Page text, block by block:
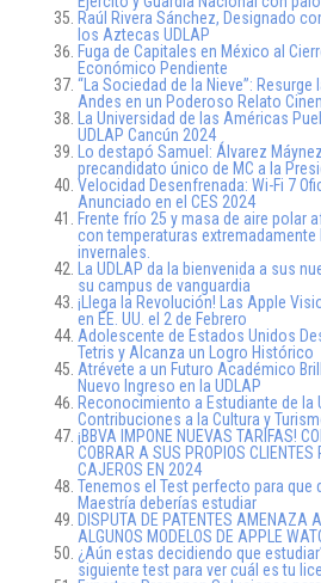
Raúl Rivera Sánchez, Designado
los Aztecas UDLAP
Fuga de Capitales en México al
Económico Pendiente
“La Sociedad de la Nieve”: Resurge
Andes en un Poderoso Relato
La Universidad de las Américas
UDLAP Cancún 2024
Lo destapó Samuel: Álvarez
precandidato único de MC a la
Velocidad Desenfrenada: Wi-Fi 7
Anunciado en el CES 2024
Frente frío 25 y masa de aire polar
con temperaturas
invernales.
La UDLAP da la bienvenida a sus
su campus de vanguardia
¡Llega la Revolución! Las Apple
en EE. UU. el 2 de Febrero
Adolescente de Estados Unidos
Tetris y Alcanza un Logro Histórico
Atrévete a un Futuro Académico
Nuevo Ingreso en la UDLAP
Reconocimiento a Estudiante de la
Contribuciones a la Cultura y
¡BBVA IMPONE NUEVAS TARIFAS!
COBRAR A SUS PROPIOS CLIENTES
CAJEROS EN 2024
Tenemos el Test perfecto para que
Maestría deberías estudiar
DISPUTA DE PATENTES AMENAZA
ALGUNOS MODELOS DE APPLE
¿Aún estas decidiendo que
siguiente test para ver cuál es tu